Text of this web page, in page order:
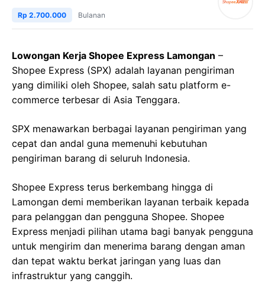
Rp 2.700.000 Bulanan
Lowongan Kerja Shopee Express Lamongan –
Shopee Express (SPX) adalah layanan pengiriman
yang dimiliki oleh Shopee, salah satu platform e-
commerce terbesar di Asia Tenggara.
SPX menawarkan berbagai layanan pengiriman yang
cepat dan andal guna memenuhi kebutuhan
pengiriman barang di seluruh Indonesia.
Shopee Express terus berkembang hingga di
Lamongan demi memberikan layanan terbaik kepada
para pelanggan dan pengguna Shopee. Shopee
Express menjadi pilihan utama bagi banyak pengguna
untuk mengirim dan menerima barang dengan aman
dan tepat waktu berkat jaringan yang luas dan
infrastruktur yang canggih.